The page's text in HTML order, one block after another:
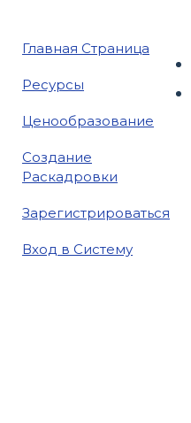
Главная Страница
Ресурсы
Ценообразование
Создание
Раскадровки
Зарегистрироваться
Вход в Систему